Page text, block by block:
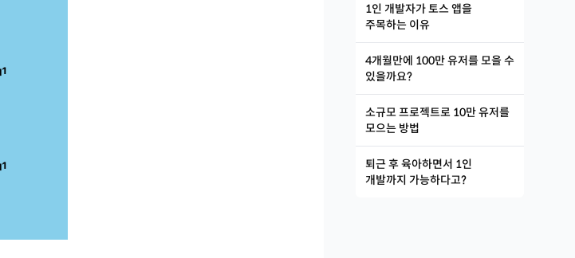
1인 개발자가 토스 앱을
주목하는 이유
4개월만에 100만 유저를 모을 수
있을까요?
소규모 프로젝트로 10만 유저를
모으는 방법
퇴근 후 육아하면서 1인
개발까지 가능하다고?